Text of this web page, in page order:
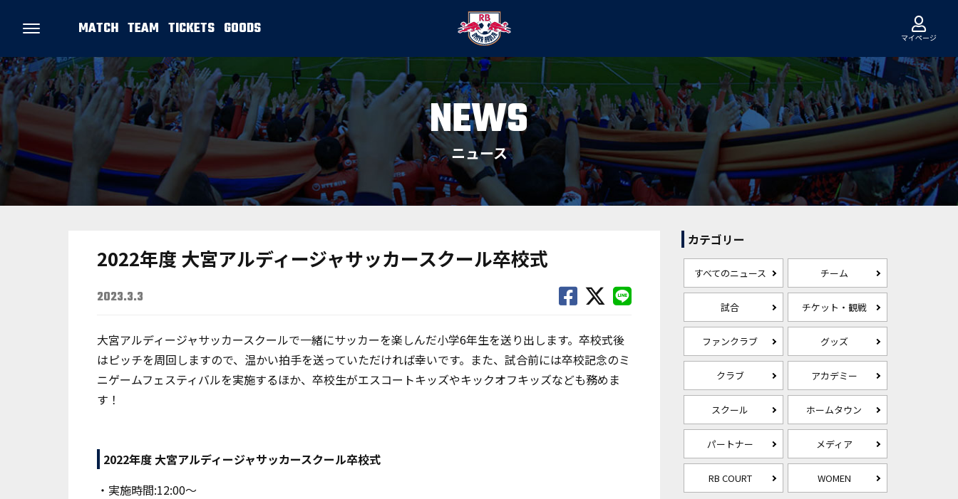
MATCH TEAM TICKETS GOODS マイページ
NEWS
ニュース
2022年度 大宮アルディージャサッカースクール卒校式
2023.3.3
大宮アルディージャサッカースクールで一緒にサッカーを楽しんだ小学6年生を送り出します。卒校式後
はピッチを周回しますので、温かい拍手を送っていただければ幸いです。また、試合前には卒校記念のミ
ニゲームフェスティバルを実施するほか、卒校生がエスコートキッズやキックオフキッズなども務めま
す！
2022年度 大宮アルディージャサッカースクール卒校式
・実施時間:12:00〜
カテゴリー
すべてのニュース チーム
試合 チケット・観戦
ファンクラブ グッズ
クラブ アカデミー
スクール ホームタウン
パートナー メディア
RB COURT WOMEN